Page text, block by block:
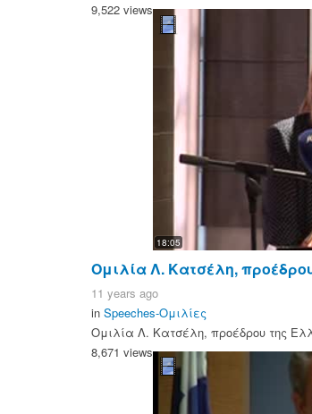
9,522 views
18:05
Ομιλία Λ. Κατσέλη,
11 years ago
in Speeches-Ομιλίες
Ομιλία Λ. Κατσέλη, προέδρου της
8,671 views